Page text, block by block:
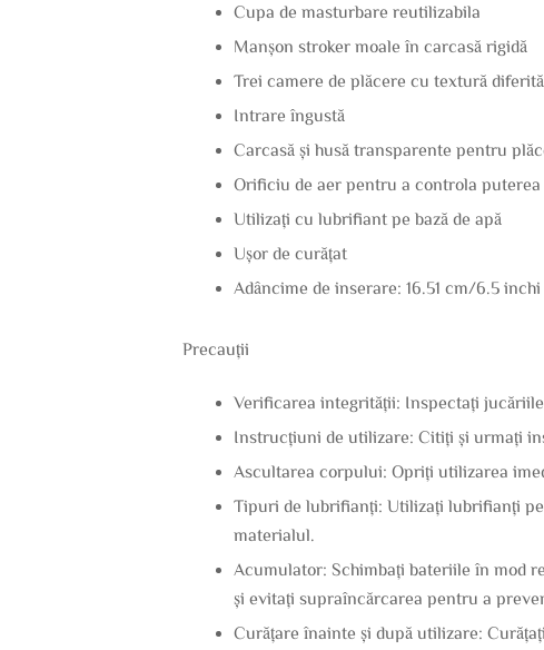
Cupa de masturbare reutilizabila
Manșon stroker moale în carcasă rigidă
Trei camere de plăcere cu textură
Intrare îngustă
Carcasă și husă transparente pentru
Orificiu de aer pentru a controla puterea
Utilizați cu lubrifiant pe bază de apă
Ușor de curățat
Adâncime de inserare: 16.51 cm/6.5 inchi
Precauții
Verificarea integrității: Inspectați
Instrucțiuni de utilizare: Citiți și urmați
Ascultarea corpului: Opriți utilizarea
Tipuri de lubrifianți: Utilizați lubrifianți
materialul.
Acumulator: Schimbați bateriile în mod
și evitați supraîncărcarea pentru a
Curățare înainte și după utilizare: